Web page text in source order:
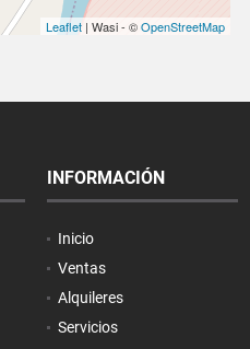
Leaflet| Wasi - ©OpenStreetMap
INFORMACIÓN
Inicio
Ventas
Alquileres
Servicios